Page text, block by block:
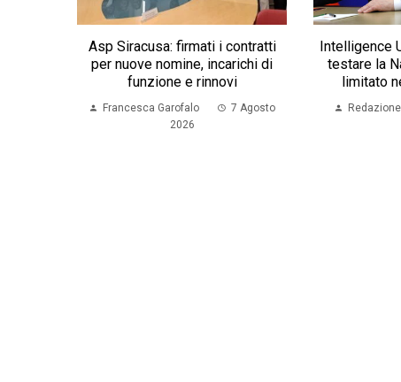
Asp Siracusa: firmati i contratti
per nuove nomine, incarichi di
funzione e rinnovi
Francesca Garofalo
7 Agosto
2026
Intelligence
testare la
limitato
Redazione